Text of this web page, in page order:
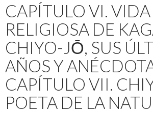
CAPÍTULO VI. VIDA
RELIGIOSA DE
CHIYO-JŌ, SUS
AÑOS Y
CAPÍTULO VII.
POETA DE LA